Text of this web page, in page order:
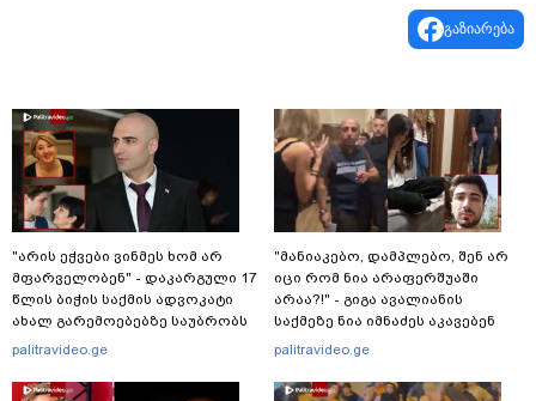
გაზიარება
"არის ეჭვები ვინმეს ხომ არ
მფარველობენ" - დაკარგული 17
წლის ბიჭის საქმის ადვოკატი
ახალ გარემოებებზე საუბრობს
palitravideo.ge
"მანიაკებო, დამპლებო, შენ არ
იცი რომ ნია არაფერშუაში
არაა?!" - გიგა ავალიანის
საქმეზე ნია იმნაძეს აკავებენ
palitravideo.ge